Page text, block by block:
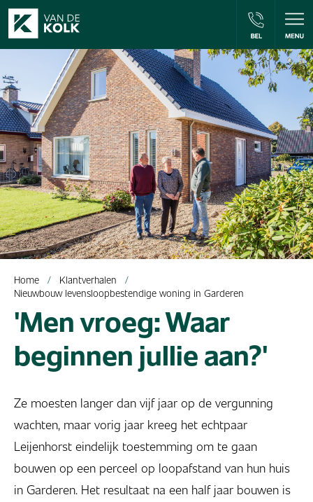
Home
Klantverhalen
Nieuwbouw levensloopbestendige woning in Garderen
'Men vroeg: Waar
beginnen jullie aan?'
Ze moesten langer dan vijf jaar op de vergunning
wachten, maar vorig jaar kreeg het echtpaar
Leijenhorst eindelijk toestemming om te gaan
bouwen op een perceel op loopafstand van hun huis
in Garderen. Het resultaat na een half jaar bouwen is